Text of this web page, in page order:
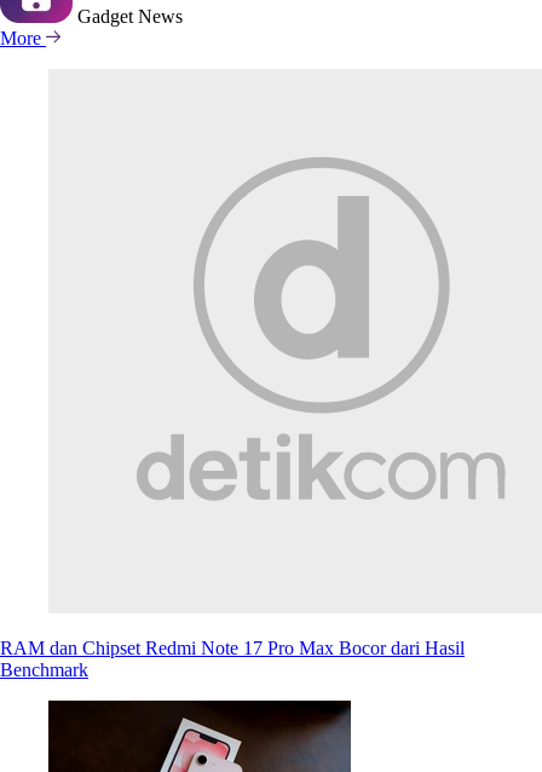
Gadget News
More
RAM dan Chipset Redmi Note 17 Pro Max Bocor dari Hasil
Benchmark